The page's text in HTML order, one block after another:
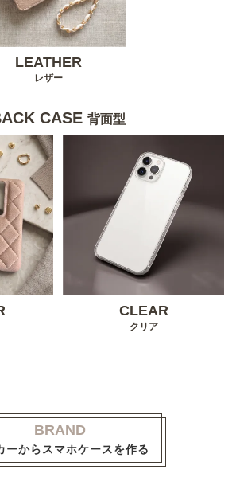
LEATHER
レザー
CASE 背面型
CLEAR
クリア
BRAND
ーからスマホケースを作る